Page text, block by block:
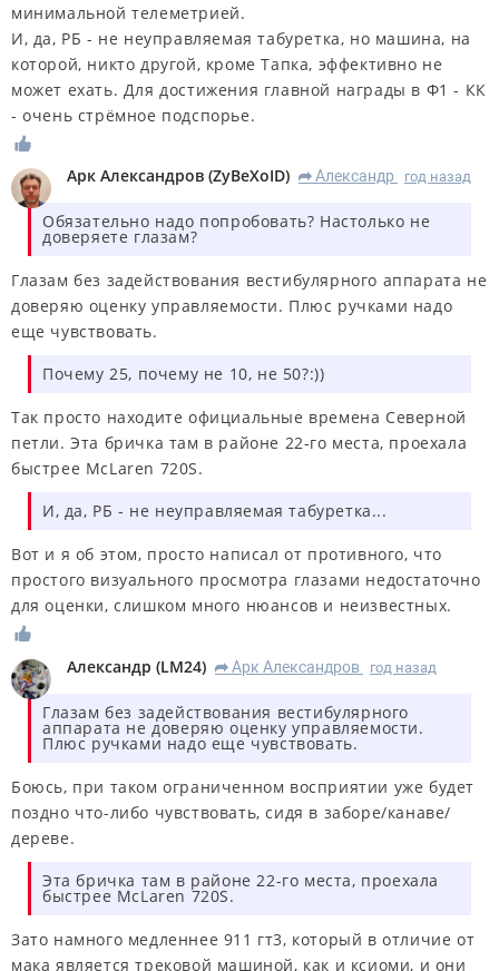
минимальной телеметрией.
И, да, РБ - не неуправляемая табуретка, но машина, на
которой, никто другой, кроме Тапка, эффективно не
может ехать. Для достижения главной награды в Ф1 - КК
- очень стрёмное подспорье.
Арк Александров (ZyBeXoID) R Александр год назад
Обязательно надо попробовать? Настолько не
доверяете глазам?
Глазам без задействования вестибулярного аппарата не
доверяю оценку управляемости. Плюс ручками надо
еще чувствовать.
Почему 25, почему не 10, не 50?:))
Так просто находите официальные времена Северной
петли. Эта бричка там в районе 22-го места, проехала
быстрее McLaren 720S.
И, да, РБ - не неуправляемая табуретка...
Вот и я об этом, просто написал от противного, что
простого визуального просмотра глазами недостаточно
для оценки, слишком много нюансов и неизвестных.
Александр (LM24) R Арк Александров год назад
Глазам без задействования вестибулярного
аппарата не доверяю оценку управляемости.
Плюс ручками надо еще чувствовать.
Боюсь, при таком ограниченном восприятии уже будет
поздно что-либо чувствовать, сидя в заборе/канаве/
дереве.
Эта бричка там в районе 22-го места, проехала
быстрее McLaren 720S.
Зато намного медленнее 911 гт3, который в отличие от
мака является трековой машиной, как и ксиоми, и они